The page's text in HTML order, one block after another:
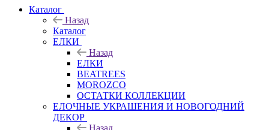
Каталог
Назад
Каталог
ЕЛКИ
Назад
ЕЛКИ
BEATREES
MOROZCO
ОСТАТКИ КОЛЛЕКЦИИ
ЕЛОЧНЫЕ УКРАШЕНИЯ И НОВОГОДНИЙ
ДЕКОР
Назад